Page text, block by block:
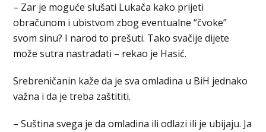
– Zar je moguće slušati Lukača kako prijeti
obračunom i ubistvom zbog eventualne “čvoke”
svom sinu? I narod to prešuti. Tako svačije dijete
može sutra nastradati – rekao je Hasić.
Srebreničanin kaže da je sva omladina u BiH jednako
važna i da je treba zaštititi.
– Suština svega je da omladina ili odlazi ili je ubijaju. Ja